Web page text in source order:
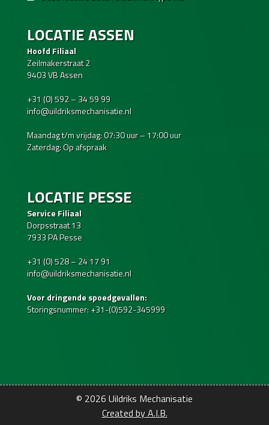
LOCATIE ASSEN
Hoofd Filiaal
Zeilmakerstraat 2
9403 VB Assen
+31 (0) 592 – 34 59 99
info@uildriksmechanisatie.nl
Maandag t/m vrijdag: 07:30 uur – 17:00 uur
Zaterdag: Op afspraak
LOCATIE PESSE
Service Filiaal
Dorpsstraat 13
7933 PA Pesse
+31 (0) 528 – 24 17 91
info@uildriksmechanisatie.nl
Voor dringende spoedgevallen:
Storingsnummer: +31-(0)592-345999
© 2026Uildriks Mechanisatie
Created by A.I.B.